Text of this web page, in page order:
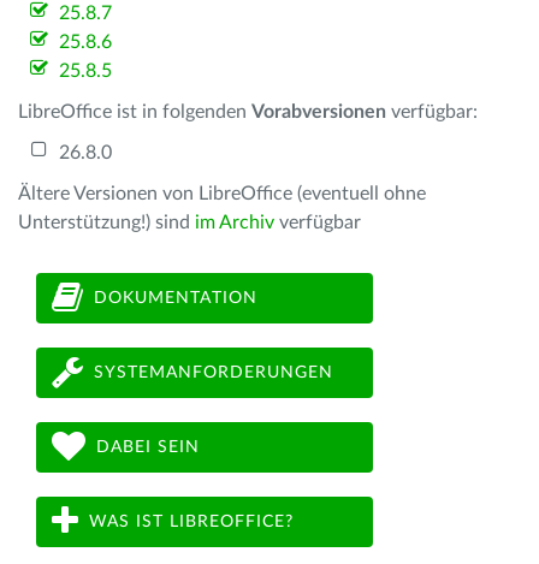
25.8.7
25.8.6
25.8.5
LibreOffice ist in folgenden Vorabversionen verfügbar:
26.8.0
Ältere Versionen von LibreOffice (eventuell ohne
Unterstützung!) sind im Archiv verfügbar
DOKUMENTATION
SYSTEMANFORDERUNGEN
DABEI SEIN
WAS IST LIBREOFFICE?